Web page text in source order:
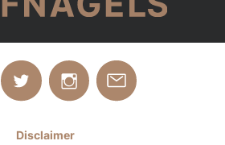
Disclaimer